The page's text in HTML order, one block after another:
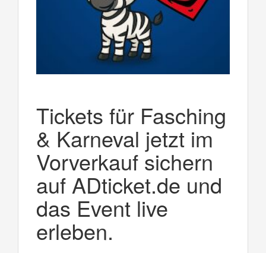
Tickets für Fasching
& Karneval jetzt im
Vorverkauf sichern
auf ADticket.de und
das Event live
erleben.